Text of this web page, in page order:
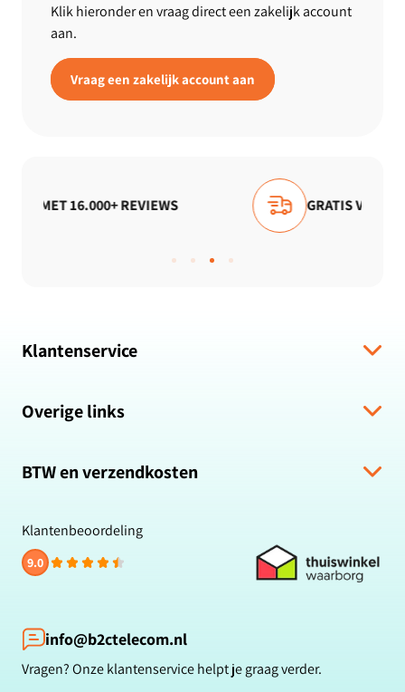
Klik hieronder en vraag direct een zakelijk account
aan.
Vraag een zakelijk account aan
GRATIS VERZENDING
Klantenservice
Algemene voorwaarden
Retour & Terugbetaling
Contact
Klantbeoordelingen
Overige links
Zakelijk bestellen
Cookiebeleid
Reviewbeleid
Betaalmethoden
BTW en verzendkosten
Klantenbeoordeling
9.0
info@b2ctelecom.nl
Vragen? Onze klantenservice helpt je graag verder.